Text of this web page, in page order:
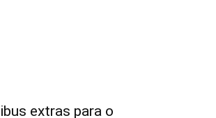
extras para o